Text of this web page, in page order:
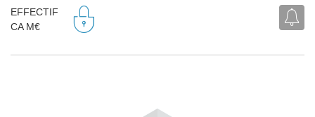
EFFECTIF
CA M€